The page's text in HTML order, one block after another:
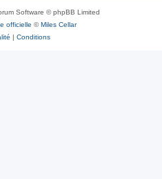
Software © phpBB Limited
officielle ©Miles Cellar
| Conditions